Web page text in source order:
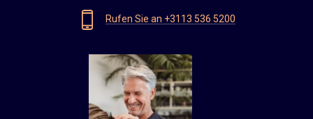
Rufen Sie an +3113 536 5200